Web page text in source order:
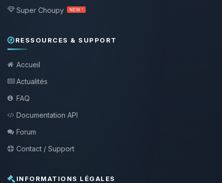
Super Choupy NEW !
RESSOURCES & SUPPORT
Accueil
Actualités
FAQ
Documentation API
Forum
Contact / Support
INFORMATIONS LÉGALES